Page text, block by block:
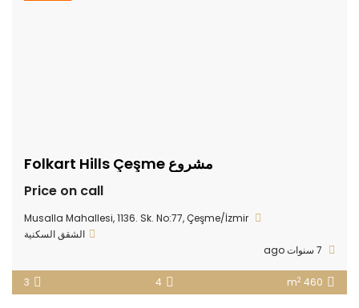
مشروع Folkart Hills Çeşme
Price on call
Musalla Mahallesi, 1136. Sk. No:77, Çeşme/İzmir
الشقق السكنية
460 m
2
4
3